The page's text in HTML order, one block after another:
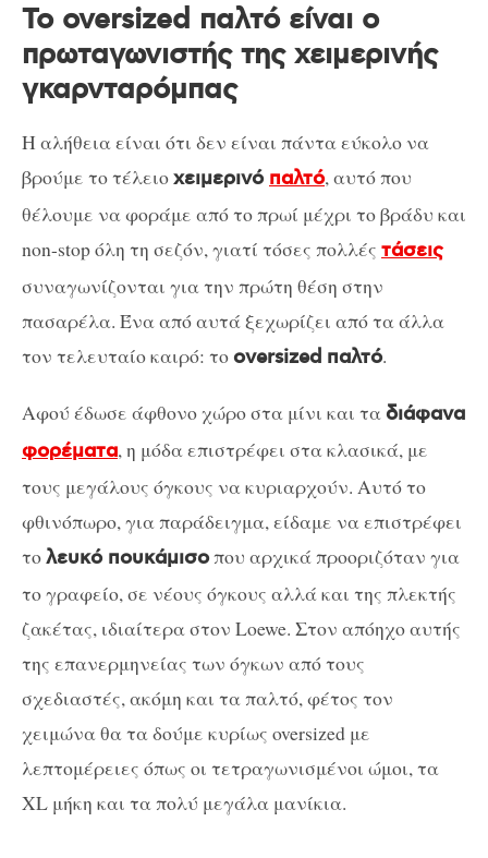
Το oversized παλτό είναι ο
πρωταγωνιστής της χειμερινής
γκαρνταρόμπας
Η αλήθεια είναι ότι δεν είναι πάντα εύκολο να
βρούμε το τέλειοχειμερινό παλτό, αυτό που
θέλουμε να φοράμε από το πρωί μέχρι το βράδυ και
non-stop όλη τη σεζόν, γιατί τόσες πολλές τάσεις
συναγωνίζονται για την πρώτη θέση στην
πασαρέλα. Ένα από αυτά ξεχωρίζει από τα άλλα
τον τελευταίο καιρό: τοoversized παλτό.
Αφού έδωσε άφθονο χώρο στα μίνι και ταδιάφανα
φορέματα, η μόδα επιστρέφει στα κλασικά, με
τους μεγάλους όγκους να κυριαρχούν. Αυτό το
φθινόπωρο, για παράδειγμα, είδαμε να επιστρέφει
τολευκό πουκάμισοπου αρχικά προοριζόταν για
το γραφείο, σε νέους όγκους αλλά και της πλεκτής
ζακέτας, ιδιαίτερα στον Loewe. Στον απόηχο αυτής
της επανερμηνείας των όγκων από τους
σχεδιαστές, ακόμη και τα παλτό, φέτος τον
χειμώνα θα τα δούμε κυρίως oversized με
λεπτομέρειες όπως οι τετραγωνισμένοι ώμοι, τα
XL μήκη και τα πολύ μεγάλα μανίκια.